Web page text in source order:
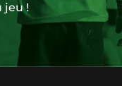
jeu !